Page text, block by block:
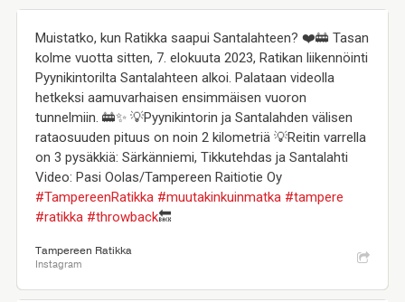
Muistatko, kun Ratikka saapui Santalahteen? ❤️🚋 Tasan
kolme vuotta sitten, 7. elokuuta 2023, Ratikan liikennöinti
Pyynikintorilta Santalahteen alkoi. Palataan videolla
hetkeksi aamuvarhaisen ensimmäisen vuoron
tunnelmiin. 🚋✨ 💡Pyynikintorin ja Santalahden välisen
rataosuuden pituus on noin 2 kilometriä 💡Reitin varrella
on 3 pysäkkiä: Särkänniemi, Tikkutehdas ja Santalahti
Video: Pasi Oolas/Tampereen Raitiotie Oy
#TampereenRatikka #muutakinkuinmatka #tampere
#ratikka #throwback🔙
Tampereen Ratikka
Instagram